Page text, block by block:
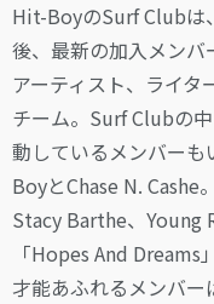
Hit-BoyのSurf Clubは
後、最新の加入メン
アーティスト、ライタ
チーム。Surf Clubの
動しているメンバー
BoyとChase N. Cashe
Stacy Barthe、Young
「Hopes And Dreams
才能あふれるメンバー